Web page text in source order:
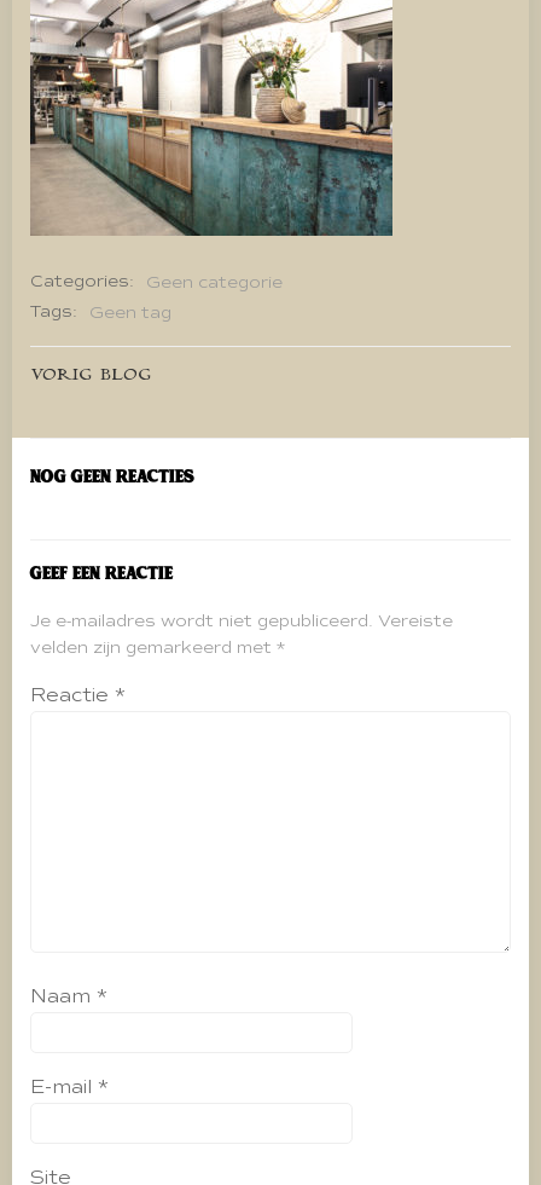
Categories:
Geen categorie
Tags:
Geen tag
Bericht
navigatie
VORIG BLOG
Nog geen reacties
Geef een reactie
Je e-mailadres wordt niet gepubliceerd. Vereiste
velden zijn gemarkeerd met *
Reactie *
Naam *
E-mail *
Site